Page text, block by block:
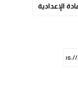
الإعدادية